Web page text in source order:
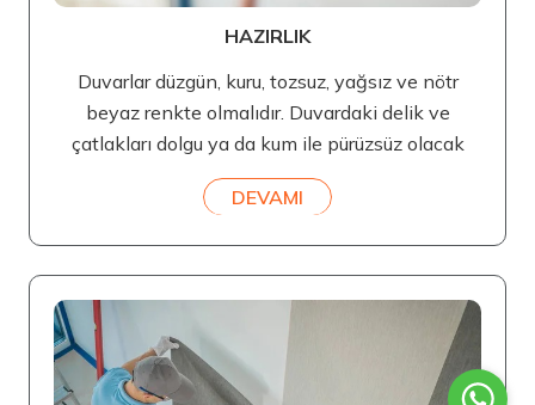
HAZIRLIK
Duvarlar düzgün, kuru, tozsuz, yağsız ve nötr
beyaz renkte olmalıdır. Duvardaki delik ve
çatlakları dolgu ya da kum ile pürüzsüz olacak
DEVAMI